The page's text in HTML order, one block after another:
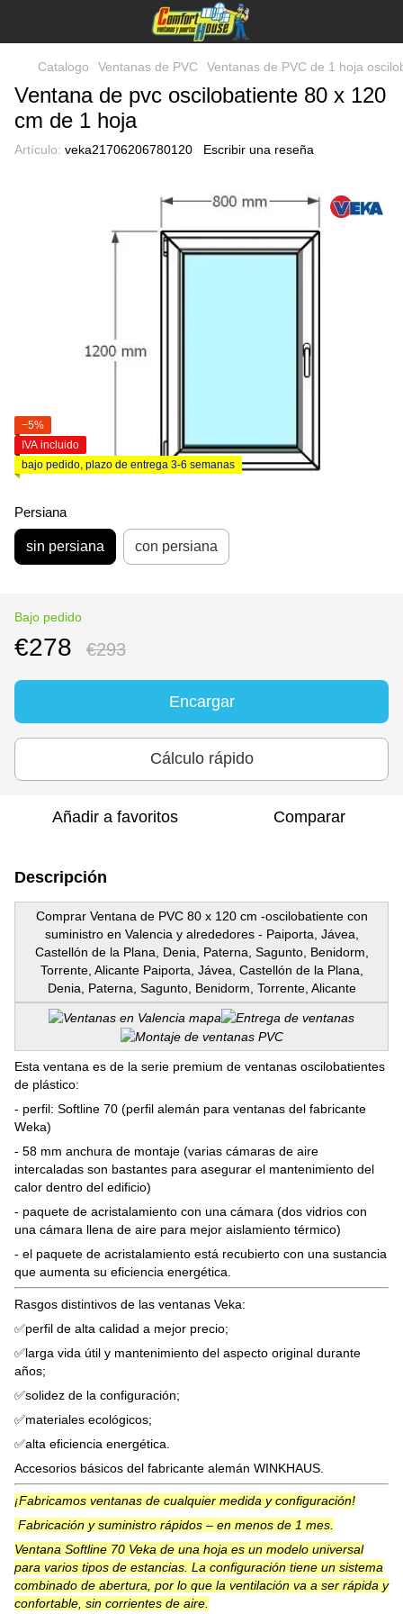
Catalogo Ventanas de PVC Ventanas de PVC de 1 hoja
Ventana de pvc oscilobatiente 80 x 120
cm de 1 hoja
Artículo: veka21706206780120 Escribir una reseña
−5%
IVA incluido
bajo pedido, plazo de entrega 3-6 semanas
Persiana
sin persiana con persiana
Bajo pedido
€278 €293
Encargar
Cálculo rápido
Añadir a favoritos Comparar
Descripción
Comprar Ventana de PVC 80 x 120 cm -oscilobatiente con
suministro en Valencia y alrededores - Paiporta, Jávea,
Castellón de la Plana, Denia, Paterna, Sagunto, Benidorm,
Torrente, Alicante Paiporta, Jávea, Castellón de la Plana,
Denia, Paterna, Sagunto, Benidorm, Torrente, Alicante
Esta ventana es de la serie premium de ventanas oscilobatientes
de plástico:
- perfil: Softline 70 (perfil alemán para ventanas del fabricante
Weka)
- 58 mm anchura de montaje (varias cámaras de aire
intercaladas son bastantes para asegurar el mantenimiento del
calor dentro del edificio)
- paquete de acristalamiento con una cámara (dos vidrios con
una cámara llena de aire para mejor aislamiento térmico)
- el paquete de acristalamiento está recubierto con una sustancia
que aumenta su eficiencia energética.
Rasgos distintivos de las ventanas Veka:
✅perfil de alta calidad a mejor precio;
✅larga vida útil y mantenimiento del aspecto original durante
años;
✅solidez de la configuración;
✅materiales ecológicos;
✅alta eficiencia energética.
Accesorios básicos del fabricante alemán WINKHAUS.
¡Fabricamos ventanas de cualquier medida y configuración!
Fabricación y suministro rápidos – en menos de 1 mes.
Ventana Softline 70 Veka de una hoja es un modelo universal
para varios tipos de estancias. La configuración tiene un sistema
combinado de abertura, por lo que la ventilación va a ser rápida y
confortable, sin corrientes de aire.